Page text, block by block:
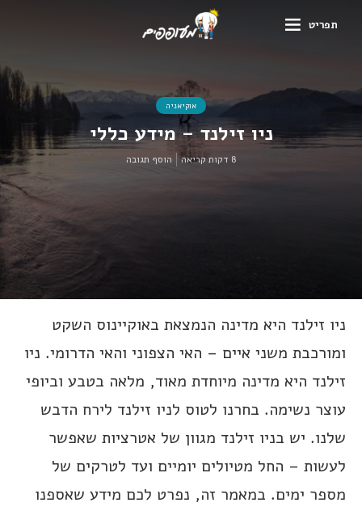
תפריט
אוקיאניה
ניו זילנד – מידע כללי
8 דקות קריאה הוסף תגובה
ניו זילנד היא מדינה הנמצאת באוקיינוס השקט
ומורכבת משני איים – האי הצפוני והאי הדרומי. ניו
זילנד היא מדינה מיוחדת מאוד, מלאה בטבע וביופי
עוצר נשימה. בחרנו לטוס לניו זילנד לירח הדבש
שלנו. יש בניו זילנד מגוון של אטרציות שאפשר
לעשות – החל מטיולים יומיים ועד לטרקים של
מספר ימים. במאמר זה, נפרט לכם מידע שאספנו